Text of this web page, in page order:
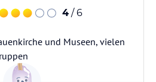
4 / 6
und Museen, vielen